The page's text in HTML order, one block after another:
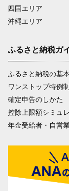
四国エリア
沖縄エリア
ふるさと納税ガ
ふるさと納税の基
ワンストップ特例
確定申告のしかた
控除上限額シミュ
年金受給者・自営